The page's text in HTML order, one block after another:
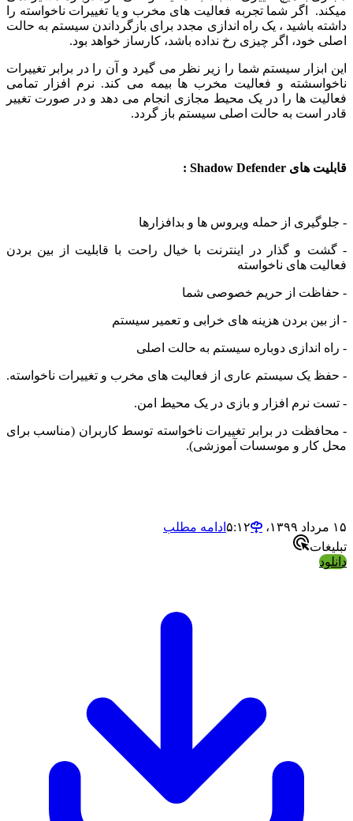
میکند. اگر شما تجربه فعالیت های مخرب و یا تغییرات ناخواسته را
داشته باشید ، یک راه اندازی مجدد برای بازگرداندن سیستم به حالت
اصلی خود، اگر چیزی رخ نداده باشد، کارساز خواهد بود.
این ابزار سیستم شما را زیر نظر می گیرد و آن را در برابر تغییرات
ناخواسشته و فعالیت مخرب ها بیمه می کند. نرم افزار تمامی
فعالیت ها را در یک محیط مجازی انجام می دهد و در صورت تغییر
قادر است به حالت اصلی سیستم باز گردد.
قابلیت های Shadow Defender :
- جلوگیری از حمله ویروس ها و بدافزارها
- گشت و گذار در اینترنت با خیال راحت با قابلیت از بین بردن
فعالیت های ناخواسته
- حفاظت از حریم خصوصی شما
- از بین بردن هزینه های خرابی و تعمیر سیستم
- راه اندازی دوباره سیستم به حالت اصلی
- حفظ یک سیستم عاری از فعالیت های مخرب و تغییرات ناخواسته.
- تست نرم افزار و بازی در یک محیط امن.
- محافظت در برابر تغییرات ناخواسته توسط کاربران (مناسب برای
محل کار و موسسات آموزشی).
۱۵ مرداد ۱۳۹۹،‏ ۵:۱۲
ادامه مطلب
تبلیغات
دانلود